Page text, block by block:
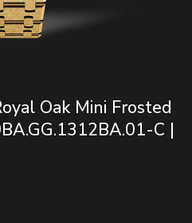
Oak Mini Frosted
C |